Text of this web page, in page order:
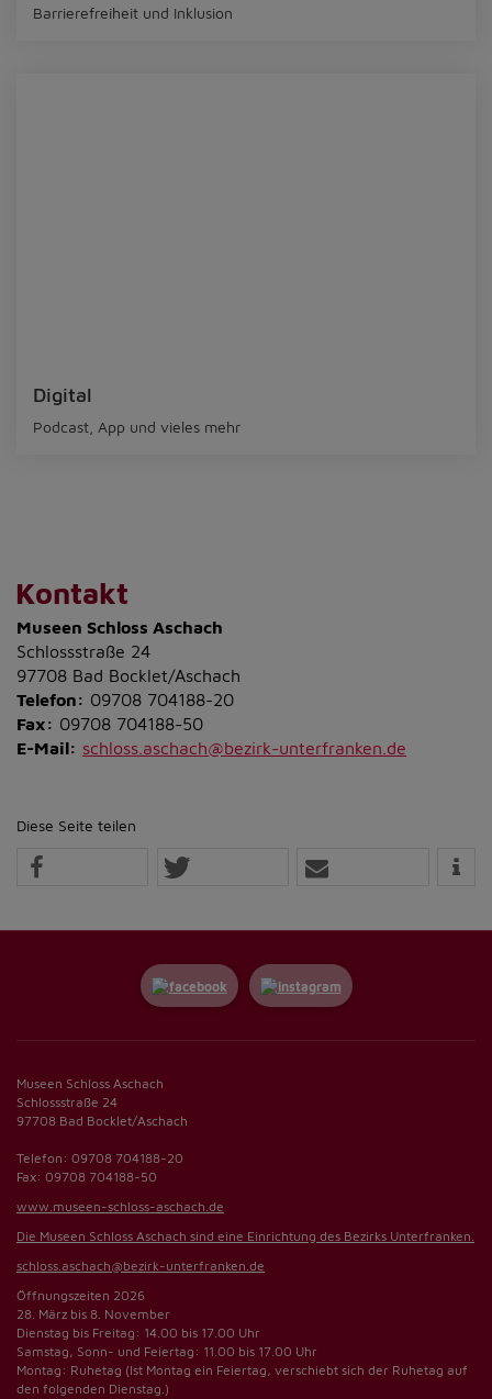
Barrierefreiheit und Inklusion
Digital
Podcast, App und vieles mehr
Kontakt
Museen Schloss Aschach
Schlossstraße 24
97708 Bad Bocklet/Aschach
Telefon: 09708 704188-20
Fax: 09708 704188-50
E-Mail: schloss.aschach@bezirk-unterfranken.de
Diese Seite teilen
Museen Schloss Aschach
Schlossstraße 24
97708 Bad Bocklet/Aschach
Telefon: 09708 704188-20
Fax: 09708 704188-50
www.museen-schloss-aschach.de
Die Museen Schloss Aschach sind eine Einrichtung des Bezirks Unterfranken.
schloss.aschach@bezirk-unterfranken.de
Öffnungszeiten 2026
28. März bis 8. November
Dienstag bis Freitag: 14.00 bis 17.00 Uhr
Samstag, Sonn- und Feiertag: 11.00 bis 17.00 Uhr
Montag: Ruhetag (Ist Montag ein Feiertag, verschiebt sich der Ruhetag auf
den folgenden Dienstag.)